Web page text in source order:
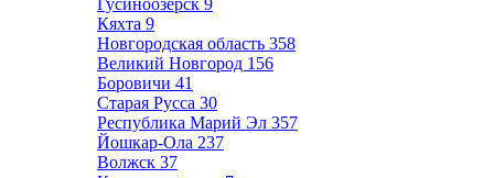
Гусиноозерск 9
Кяхта 9
Новгородская область 358
Великий Новгород 156
Боровичи 41
Старая Русса 30
Республика Марий Эл 357
Йошкар-Ола 237
Волжск 37